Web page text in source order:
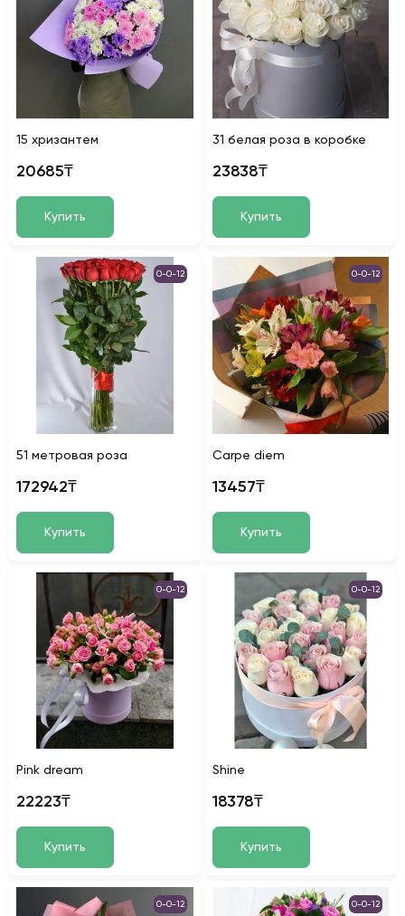
15 хризантем
20685₸
Купить
31 белая роза в коробке
23838₸
Купить
0-0-12
51 метровая роза
172942₸
Купить
0-0-12
Carpe diem
13457₸
Купить
0-0-12
Pink dream
22223₸
Купить
0-0-12
Shine
18378₸
Купить
0-0-12 0-0-12